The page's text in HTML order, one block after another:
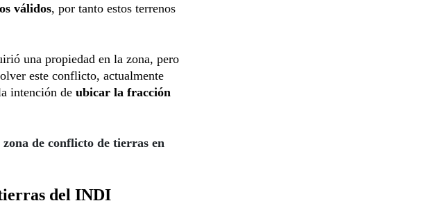
válidos, por tanto estos terrenos
una propiedad en la zona, pero
este conflicto, actualmente
intención de ubicar la fracción
de conflicto de tierras en
del INDI